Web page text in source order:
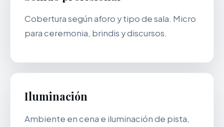
Cobertura según aforo y tipo de sala. Micro
para ceremonia, brindis y discursos.
Iluminación
Ambiente en cena e iluminación de pista,